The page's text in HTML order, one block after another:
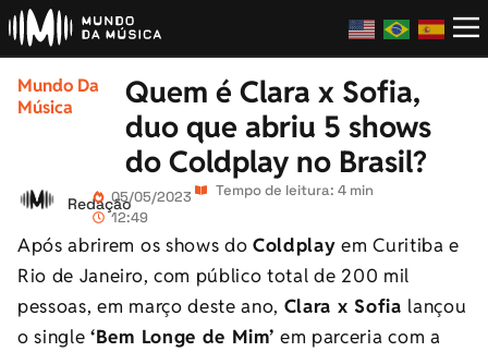
Mundo Da
Música
Quem é Clara x Sofia,
duo que abriu 5 shows
do Coldplay no Brasil?
Redação05/05/2023
12:49
Tempo de leitura: 4 min
Após abrirem os shows do Coldplay em Curitiba e
Rio de Janeiro, com público total de 200 mil
pessoas, em março deste ano, Clara x Sofia lançou
o single‘Bem Longe de Mim’em parceria com a